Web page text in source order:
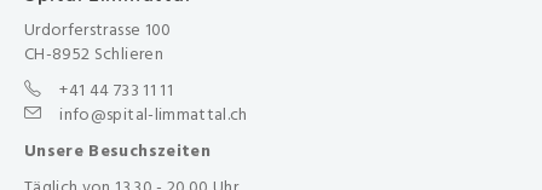
Urdorferstrasse 100
CH-8952 Schlieren
+41 44 733 11 11
info@spital-limmattal.ch
Unsere Besuchszeiten